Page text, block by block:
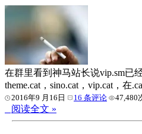
在群里看到神马站长说vip.sm已
theme.cat，sino.cat，vip.cat，
2016年9 月16日 16 条评论 47,480
阅读全文 »